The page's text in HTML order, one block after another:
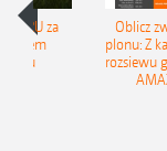
za
Oblicz
plonu: Z
rozsiewu